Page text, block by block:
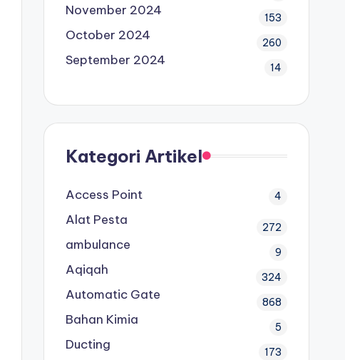
November 2024 153
October 2024 260
September 2024 14
Kategori Artikel
Access Point 4
Alat Pesta 272
ambulance 9
Aqiqah 324
Automatic Gate 868
Bahan Kimia 5
Ducting 173